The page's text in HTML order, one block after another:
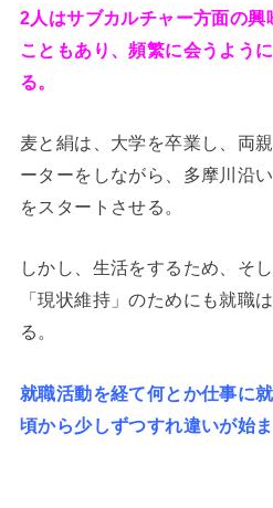
2人はサブカルチャー方面の
こともあり、頻繁に会うよう
る。
麦と絹は、大学を卒業し、両
ーターをしながら、多摩川沿
をスタートさせる。
しかし、生活をするため、そ
「現状維持」のためにも就職
る。
就職活動を経て何とか仕事に
頃から少しずつすれ違いが始